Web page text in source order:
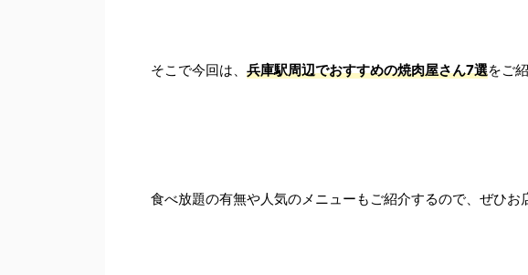
そこで今回は、 兵庫駅周辺でおすすめの焼肉屋さん7選をご
食べ放題の有無や人気のメニューもご紹介するので、ぜひお